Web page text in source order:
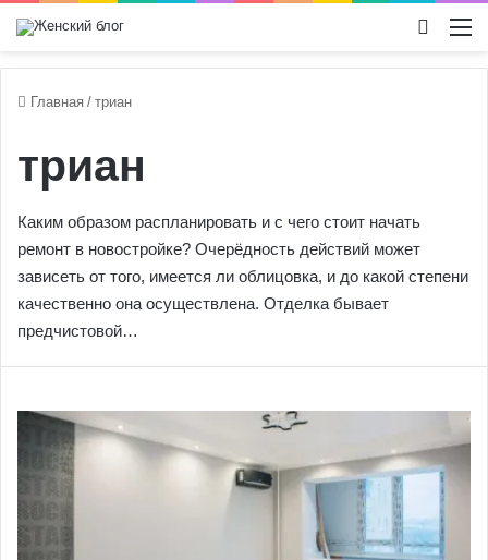
Главная / триан
триан
Каким образом распланировать и с чего стоит начать
ремонт в новостройке? Очерёдность действий может
зависеть от того, имеется ли облицовка, и до какой степени
качественно она осуществлена. Отделка бывает
предчистовой…